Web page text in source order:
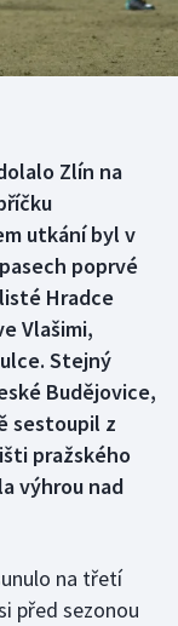
Zlín na
utkání byl v
poprvé
Hradce
Vlašimi,
Stejný
Budějovice,
sestoupil z
pražského
výhrou nad
na třetí
před sezonou